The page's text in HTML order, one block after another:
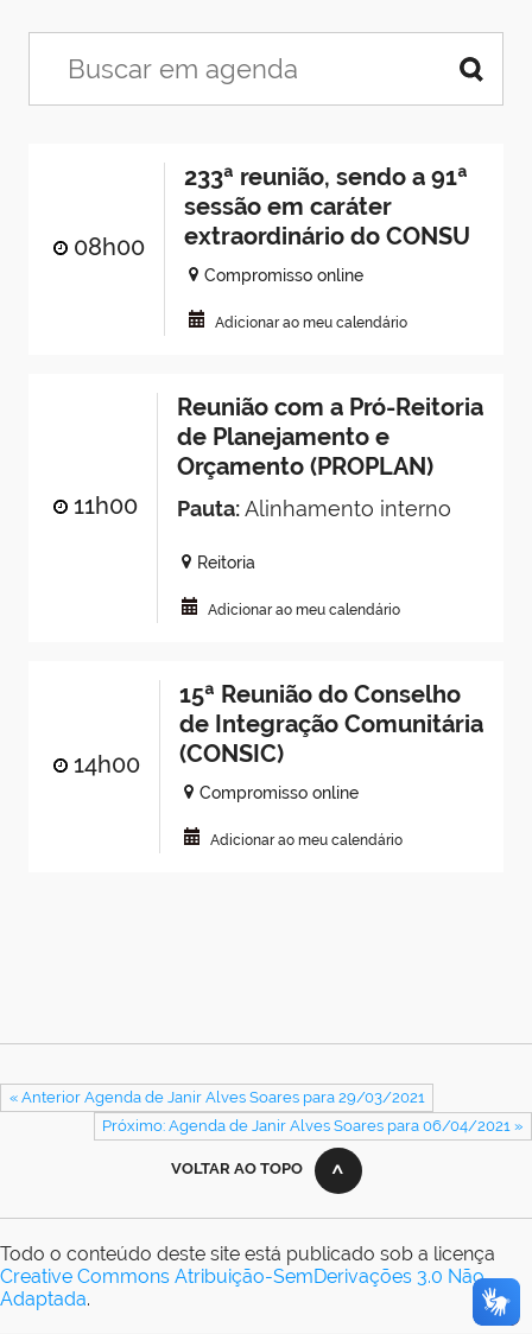
08h00
233ª reunião, sendo a 91ª
sessão em caráter
extraordinário do CONSU
Compromisso online
Adicionar ao meu calendário
11h00
Reunião com a Pró-Reitoria
de Planejamento e
Orçamento (PROPLAN)
Pauta:Alinhamento interno
Reitoria
Adicionar ao meu calendário
14h00
15ª Reunião do Conselho
de Integração Comunitária
(CONSIC)
Compromisso online
Adicionar ao meu calendário
« Anterior Agenda de Janir Alves Soares para 29/03/2021
Próximo: Agenda de Janir Alves Soares para 06/04/2021 »
VOLTAR AO TOPO
Todo o conteúdo deste site está publicado sob a licença
Creative Commons Atribuição-SemDerivações 3.0 Não
Adaptada.